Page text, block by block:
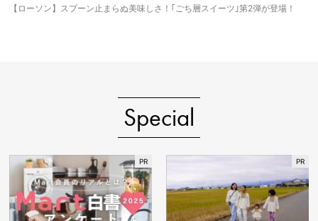
【ローソン】スプーン止まらぬ美味しさ！｢ごち層スイーツ｣第2弾が登場！
Special